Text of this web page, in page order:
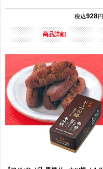
税込928円
商品詳細